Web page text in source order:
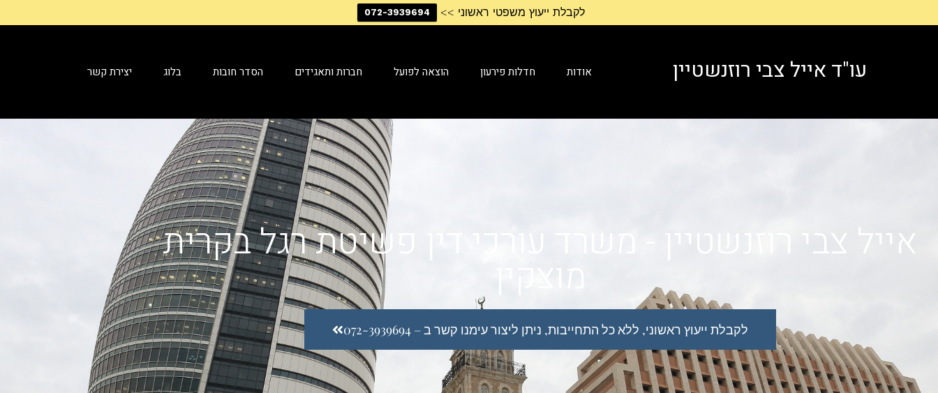
לקבלת ייעוץ משפטי ראשוני >> 072-3939694
עו"ד אייל צבי רוזנשטיין אודות חדלות פירעון הוצאה לפועל חברות ותאגידים הסדר חובות בלוג יצירת קשר
אייל צבי רוזנשטיין - משרד עורכי דין פשיטת רגל בקרית
מוצקין
לקבלת ייעוץ ראשוני, ללא כל התחייבות, ניתן ליצור עימנו קשר ב – 072-3939694